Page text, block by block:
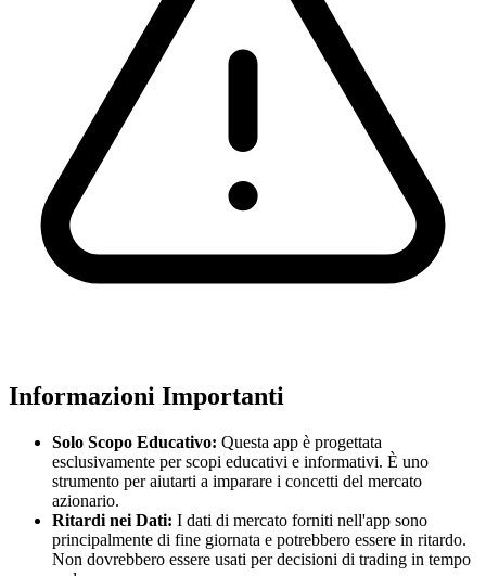
Informazioni Importanti
Solo Scopo Educativo: Questa app è progettata
esclusivamente per scopi educativi e informativi. È uno
strumento per aiutarti a imparare i concetti del mercato
azionario.
Ritardi nei Dati: I dati di mercato forniti nell'app sono
principalmente di fine giornata e potrebbero essere in ritardo.
Non dovrebbero essere usati per decisioni di trading in tempo